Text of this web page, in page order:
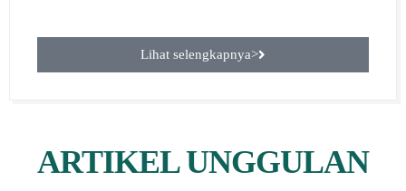
Lihat selengkapnya>
ARTIKEL UNGGULAN